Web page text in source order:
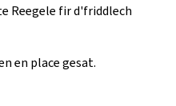
Reegele fir d'friddlech
en place gesat.